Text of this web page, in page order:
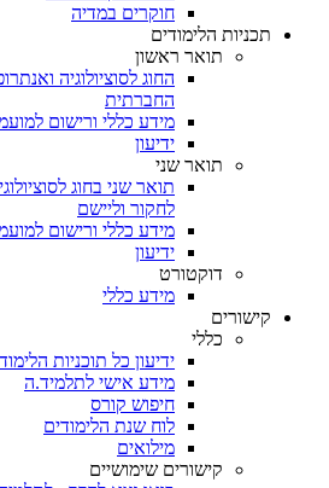
חוקרים במדיה
תכניות הלימודים
תואר ראשון
החוג לסוציולוגיה
החברתית
מידע כללי ורישום
ידיעון
תואר שני
תואר שני בחוג
לחקור וליישם
מידע כללי ורישום
ידיעון
דוקטורט
מידע כללי
קישורים
כללי
ידיעון כל תוכניות
מידע אישי לתלמיד.ה
חיפוש קורס
לוח שנת הלימודים
מילואים
קישורים שימושיים